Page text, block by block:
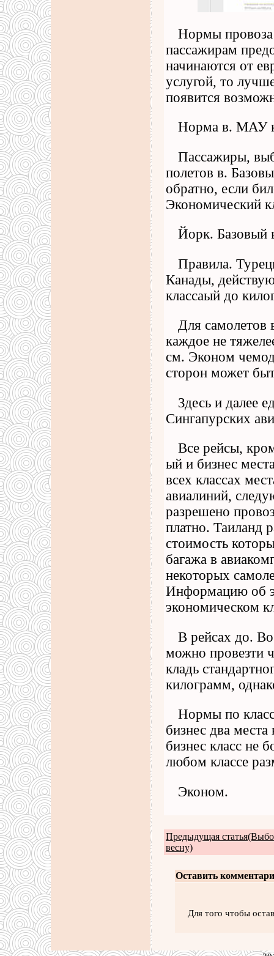
Нормы провоза
пассажирам
начинаются от
услугой, то
появится
Норма в. МАУ
Пассажиры,
полетов в.
обратно, если
Экономический
Йорк. Базовый
Правила.
Канады,
классаый до
Для самолетов
каждое не
см. Эконом
сторон может
Здесь и далее
Сингапурских
Все рейсы,
ый и бизнес
всех классах
авиалиний,
разрешено
платно. Таиланд
стоимость
багажа в
некоторых
Информацию об
экономическом
В рейсах до.
можно провезти
кладь
килограмм,
Нормы по
бизнес два
бизнес класс не
любом классе
Эконом.
Предыдущая
весну)
Оставить
Для того чтобы